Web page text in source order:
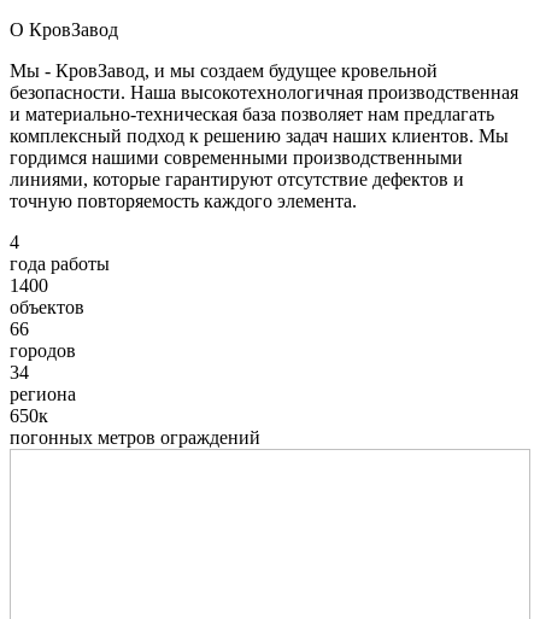
О КровЗавод
Мы - КровЗавод, и мы создаем будущее кровельной
безопасности. Наша высокотехнологичная производственная
и материально-техническая база позволяет нам предлагать
комплексный подход к решению задач наших клиентов. Мы
гордимся нашими современными производственными
линиями, которые гарантируют отсутствие дефектов и
точную повторяемость каждого элемента.
4
года работы
1400
объектов
66
городов
34
региона
650к
погонных метров ограждений